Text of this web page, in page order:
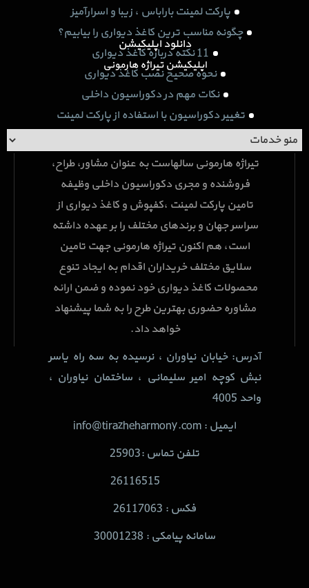
دانلود اپلیکیشن
اپلیکیشن تیراژه هارمونی
پارکت لمینت باراباس ، زیبا و اسرارآمیز
چگونه مناسب ترین کاغذ دیواری را بیابیم؟
11 نکته درباره کاغذ دیواری
نحوه صحیح نصب کاغذ دیواری
نکات مهم در دکوراسیون داخلی
تغییر دکوراسیون با استفاده از پارکت لمینت
تیراژه هارمونی سالهاست به عنوان مشاور، طراح،
فروشنده و مجری دکوراسیون داخلی وظیفه
تامین پارکت لمینت ،کفپوش و کاغذ دیواری از
سراسر جهان و برندهای مختلف را بر عهده داشته
است، هم اکنون تیراژه هارمونی جهت تامین
سلایق مختلف خریداران اقدام به ایجاد تنوع
محصولات کاغذ دیواری خود نموده و ضمن ارائه
مشاوره حضوری بهترین طرح را به شما پیشنهاد
خواهد داد.
آدرس: خیابان نیاوران ، نرسیده به سه راه یاسر
نبش کوچه امیر سلیمانی ، ساختمان نیاوران ،
واحد 4005
ایمیل : info@tirazheharmony.com
تلفن تماس :25903
فکس : 26117063
سامانه پیامکی : 30001238